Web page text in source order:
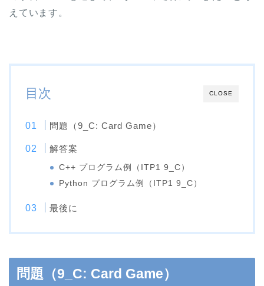
えています。
CLOSE
目次
問題（9_C: Card Game）
解答案
C++ プログラム例（ITP1 9_C）
Python プログラム例（ITP1 9_C）
最後に
問題（9_C: Card Game）